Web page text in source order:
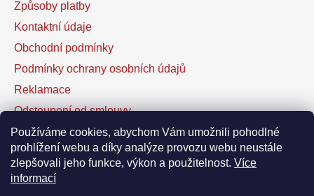
Používáme cookies, abychom Vám umožnili pohodlné
prohlížení webu a díky analýze provozu webu neustále
zlepšovali jeho funkce, výkon a použitelnost. Více
informací
Způsoby platby
Kontaktní údaje
Obchodní podmínky
Podmínky ochrany osobních údajů
Reklamace
Odstoupení od smlouvy
Kontaktní formulář
Facebook